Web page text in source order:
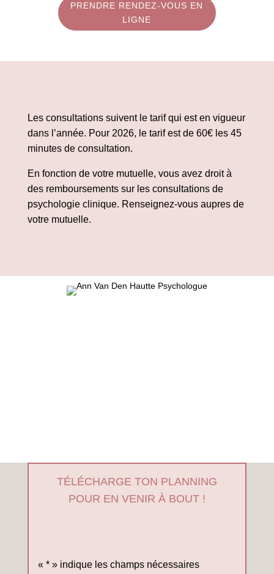
PRENDRE RENDEZ-VOUS EN
LIGNE
Les consultations suivent le tarif qui est en vigueur
dans l’année. Pour 2026, le tarif est de 60€ les 45
minutes de consultation.
En fonction de votre mutuelle, vous avez droit à
des remboursements sur les consultations de
psychologie clinique. Renseignez-vous aupres de
votre mutuelle.
TÉLÉCHARGE TON PLANNING
POUR EN VENIR À BOUT !
« *» indique les champs nécessaires